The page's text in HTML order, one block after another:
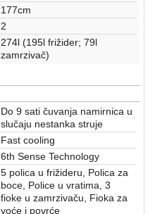
177cm
2
274l (195l frižider; 79l
zamrzivač)
Do 9 sati čuvanja namirnica u
slučaju nestanka struje
Fast cooling
6th Sense Technology
5 polica u frižideru, Polica za
boce, Police u vratima, 3
fioke u zamrzivaču, Fioka za
voće i povrće